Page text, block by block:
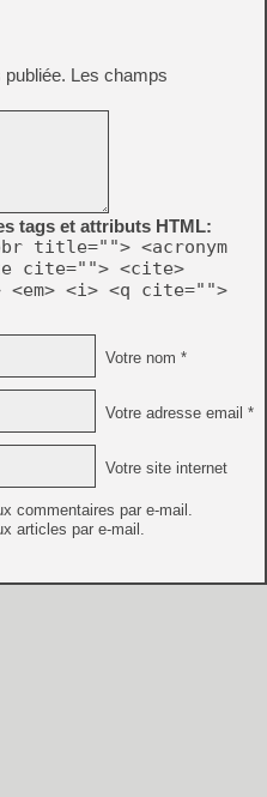
Les champs
tags et attributs HTML:
title=""> <acronym
cite=""> <cite>
<em> <i> <q cite="">
Votre nom *
Votre adresse email *
Votre site internet
commentaires par e-mail.
articles par e-mail.